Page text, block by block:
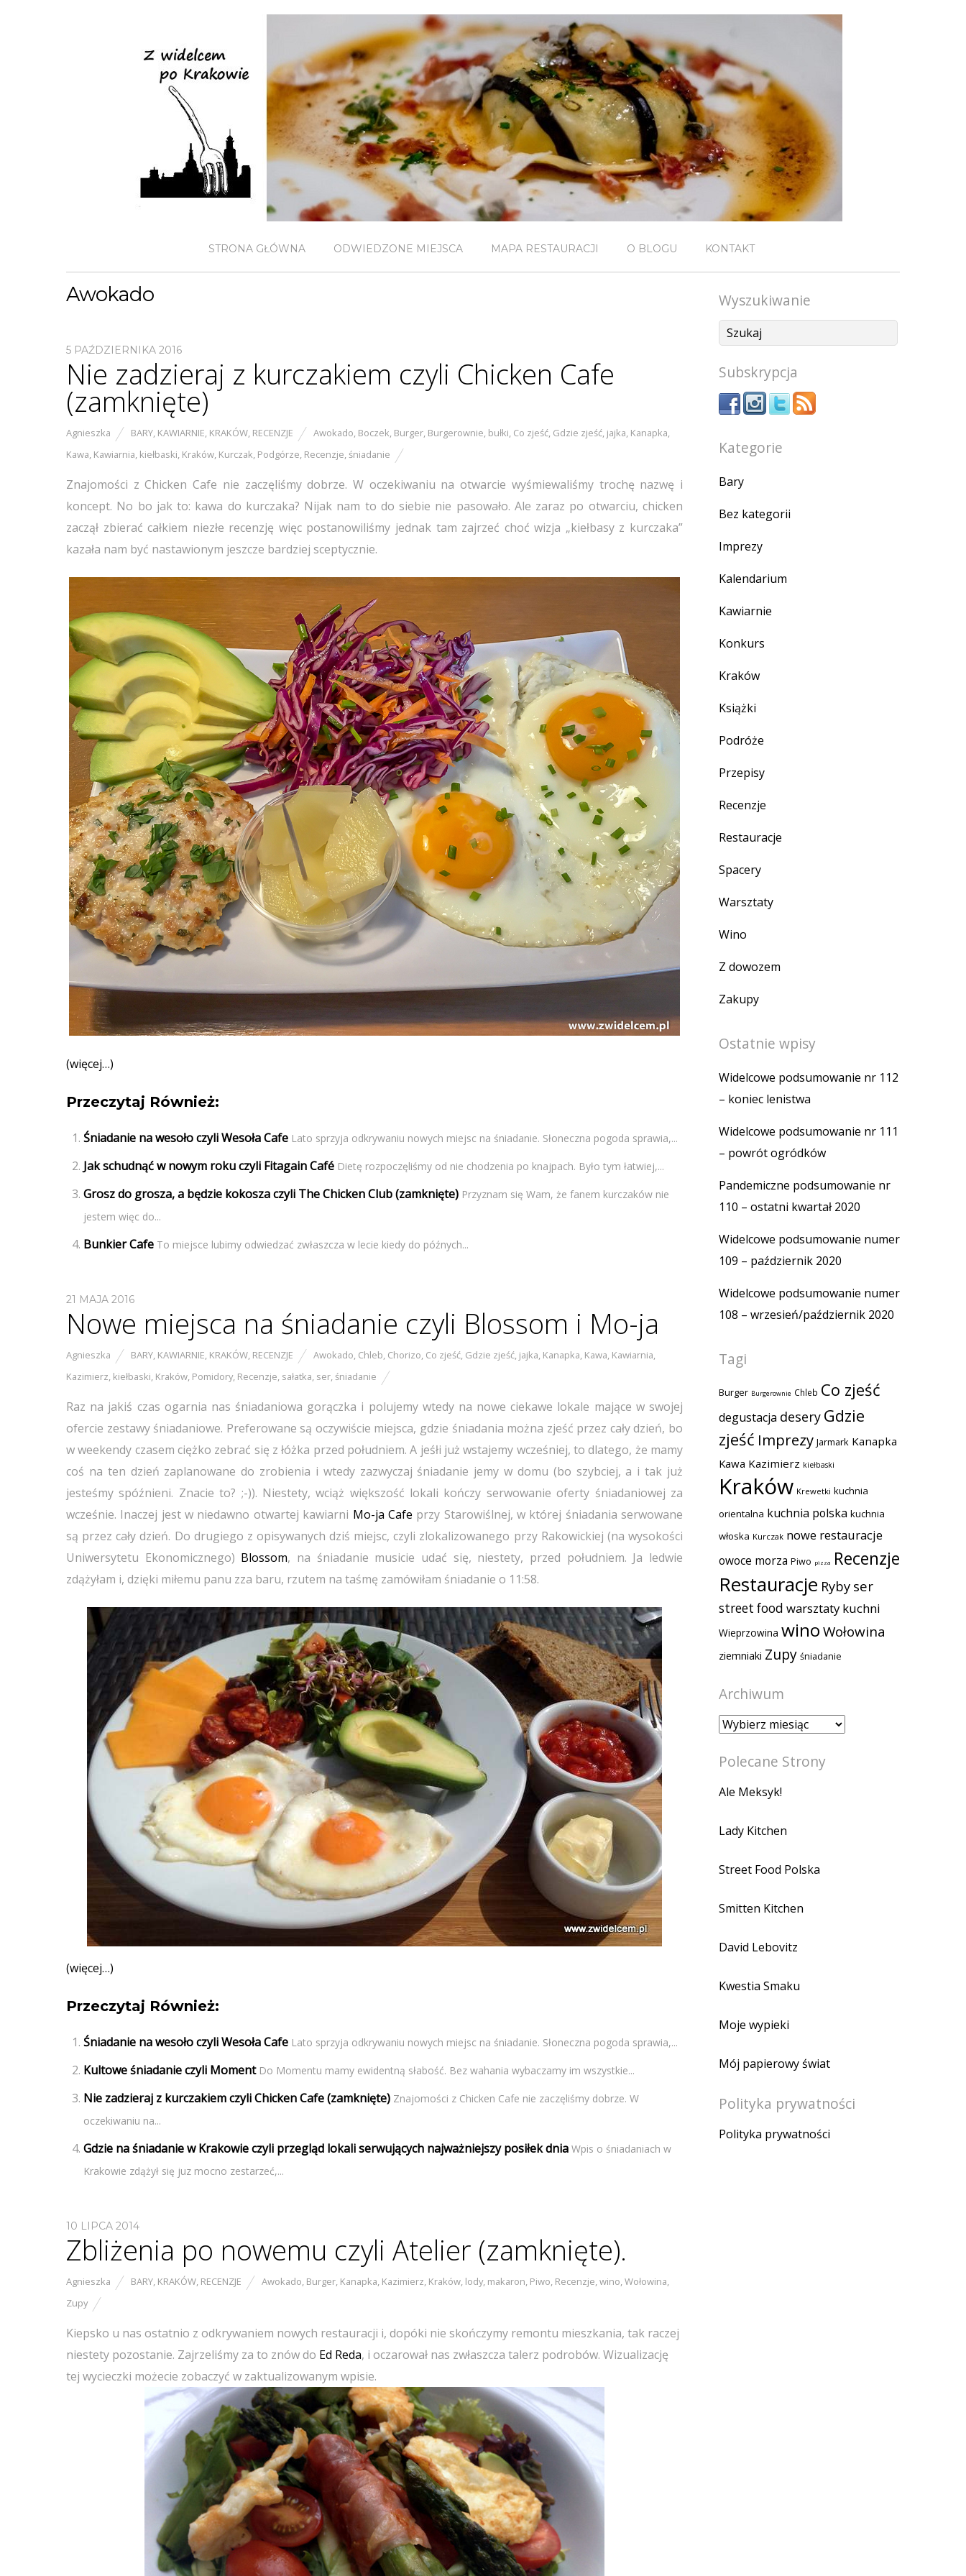
STRONA GŁÓWNA ODWIEDZONE MIEJSCA MAPA RESTAURACJI O BLOGU KONTAKT
Awokado
5 PAŹDZIERNIKA 2016
Nie zadzieraj z kurczakiem czyli Chicken Cafe
(zamknięte)
Agnieszka BARY, KAWIARNIE, KRAKÓW, RECENZJE Awokado, Boczek, Burger, Burgerownie, bułki, Co zjeść, Gdzie zjeść, jajka, Kanapka,
Kawa, Kawiarnia, kiełbaski, Kraków, Kurczak, Podgórze, Recenzje,śniadanie
Znajomości z Chicken Cafe nie zaczęliśmy dobrze. W oczekiwaniu na otwarcie wyśmiewaliśmy trochę nazwę i
koncept. No bo jak to: kawa do kurczaka? Nijak nam to do siebie nie pasowało. Ale zaraz po otwarciu, chicken
zaczął zbierać całkiem niezłe recenzję więc postanowiliśmy jednak tam zajrzeć choć wizja „kiełbasy z kurczaka”
kazała nam być nastawionym jeszcze bardziej sceptycznie.
(więcej…)
Przeczytaj Również:
Śniadanie na wesoło czyli Wesoła Cafe Lato sprzyja odkrywaniu nowych miejsc na śniadanie. Słoneczna pogoda sprawia,...
Jak schudnąć w nowym roku czyli Fitagain Café Dietę rozpoczęliśmy od nie chodzenia po knajpach. Było tym łatwiej,...
Grosz do grosza, a będzie kokosza czyli The Chicken Club (zamknięte) Przyznam się Wam, że fanem kurczaków nie
jestem więc do...
Bunkier Cafe To miejsce lubimy odwiedzać zwłaszcza w lecie kiedy do późnych...
21 MAJA 2016
Nowe miejsca na śniadanie czyli Blossom i Mo-ja
Agnieszka BARY, KAWIARNIE, KRAKÓW, RECENZJE Awokado, Chleb, Chorizo, Co zjeść, Gdzie zjeść, jajka, Kanapka, Kawa, Kawiarnia,
Kazimierz, kiełbaski, Kraków, Pomidory, Recenzje, sałatka, ser,śniadanie
Raz na jakiś czas ogarnia nas śniadaniowa gorączka i polujemy wtedy na nowe ciekawe lokale mające w swojej
ofercie zestawy śniadaniowe. Preferowane są oczywiście miejsca, gdzie śniadania można zjeść przez cały dzień, bo
w weekendy czasem ciężko zebrać się z łóżka przed południem. A jeśłi już wstajemy wcześniej, to dlatego, że mamy
coś na ten dzień zaplanowane do zrobienia i wtedy zazwyczaj śniadanie jemy w domu (bo szybciej, a i tak już
jesteśmy spóźnieni. Znacie to? ;-)). Niestety, wciąż większość lokali kończy serwowanie oferty śniadaniowej za
wcześnie. Inaczej jest w niedawno otwartej kawiarni Mo-ja Cafe przy Starowiślnej, w której śniadania serwowane
są przez cały dzień. Do drugiego z opisywanych dziś miejsc, czyli zlokalizowanego przy Rakowickiej (na wysokości
Uniwersytetu Ekonomicznego) Blossom, na śniadanie musicie udać się, niestety, przed południem. Ja ledwie
zdążyłam i, dzięki miłemu panu zza baru, rzutem na taśmę zamówiłam śniadanie o 11:58.
(więcej…)
Przeczytaj Również:
Śniadanie na wesoło czyli Wesoła Cafe Lato sprzyja odkrywaniu nowych miejsc na śniadanie. Słoneczna pogoda sprawia,...
Kultowe śniadanie czyli Moment Do Momentu mamy ewidentną słabość. Bez wahania wybaczamy im wszystkie...
Nie zadzieraj z kurczakiem czyli Chicken Cafe (zamknięte) Znajomości z Chicken Cafe nie zaczęliśmy dobrze. W
oczekiwaniu na...
Gdzie na śniadanie w Krakowie czyli przegląd lokali serwujących najważniejszy posiłek dnia Wpis o śniadaniach w
Krakowie zdążył się juz mocno zestarzeć,...
10 LIPCA 2014
Zbliżenia po nowemu czyli Atelier (zamknięte).
Agnieszka BARY, KRAKÓW, RECENZJE Awokado, Burger, Kanapka, Kazimierz, Kraków, lody, makaron, Piwo, Recenzje,wino,Wołowina,
Zupy
Kiepsko u nas ostatnio z odkrywaniem nowych restauracji i, dopóki nie skończymy remontu mieszkania, tak raczej
niestety pozostanie. Zajrzeliśmy za to znów do Ed Reda, i oczarował nas zwłaszcza talerz podrobów. Wizualizację
tej wycieczki możecie zobaczyć w zaktualizowanym wpisie.
Wyszukiwanie
Subskrypcja
Kategorie
Bary
Bez kategorii
Imprezy
Kalendarium
Kawiarnie
Konkurs
Kraków
Książki
Podróże
Przepisy
Recenzje
Restauracje
Spacery
Warsztaty
Wino
Z dowozem
Zakupy
Ostatnie wpisy
Widelcowe podsumowanie nr 112
– koniec lenistwa
Widelcowe podsumowanie nr 111
– powrót ogródków
Pandemiczne podsumowanie nr
110 – ostatni kwartał 2020
Widelcowe podsumowanie numer
109 – październik 2020
Widelcowe podsumowanie numer
108 – wrzesień/październik 2020
Tagi
Burger Burgerownie Chleb Co zjeść
degustacja desery Gdzie
zjeść Imprezy Jarmark Kanapka
Kawa Kazimierz kiełbaski
Kraków Krewetki kuchnia
orientalna kuchnia polska kuchnia
włoska Kurczak nowe restauracje
owoce morza Piwo pizza Recenzje
Restauracje Ryby ser
street food warsztaty kuchni
Wieprzowina winoWołowina
ziemniaki Zupy śniadanie
Archiwum
Archiwum
Polecane Strony
Ale Meksyk!
Lady Kitchen
Street Food Polska
Smitten Kitchen
David Lebovitz
Kwestia Smaku
Moje wypieki
Mój papierowy świat
Polityka prywatności
Polityka prywatności